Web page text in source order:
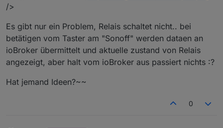
/>
Es gibt nur ein Problem, Relais schaltet nicht.. bei
betätigen vom Taster am "Sonoff" werden dataen an
ioBroker übermittelt und aktuelle zustand von Relais
angezeigt, aber halt vom ioBroker aus passiert nichts :?
Hat jemand Ideen?~~
0